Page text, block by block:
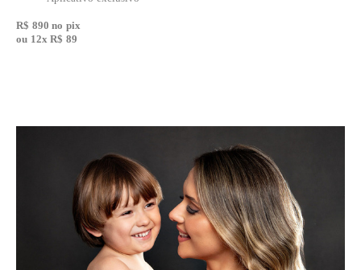
R$ 890 no pix
ou 12x R$ 89